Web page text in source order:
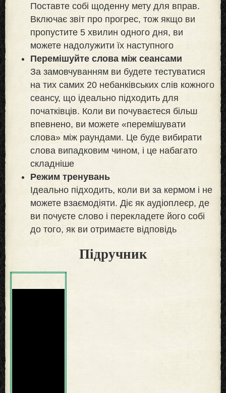
Поставте собі щоденну мету для вправ.
Включає звіт про прогрес, тож якщо ви
пропустите 5 хвилин одного дня, ви
можете надолужити їх наступного
Перемішуйте слова між сеансами
За замовчуванням ви будете тестуватися
на тих самих 20 небанківських слів кожного
сеансу, що ідеально підходить для
початківців. Коли ви почуваєтеся більш
впевнено, ви можете «перемішувати
слова» між раундами. Це буде вибирати
слова випадковим чином, і це набагато
складніше
Режим тренувань
Ідеально підходить, коли ви за кермом і не
можете взаємодіяти. Діє як аудіоплеєр, де
ви почуєте слово і перекладете його собі
до того, як ви отримаєте відповідь
Підручник